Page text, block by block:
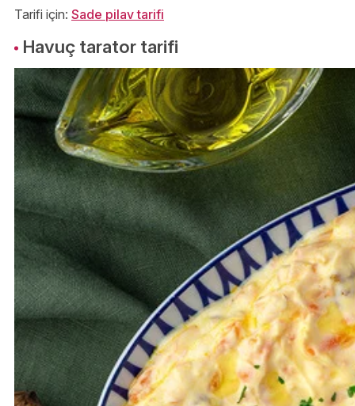
Tarifi için: Sade pilav tarifi
Havuç tarator tarifi